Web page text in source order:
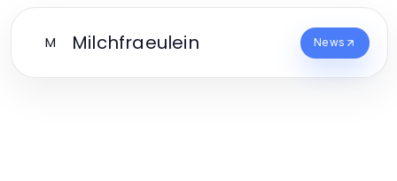
M Milchfraeulein News